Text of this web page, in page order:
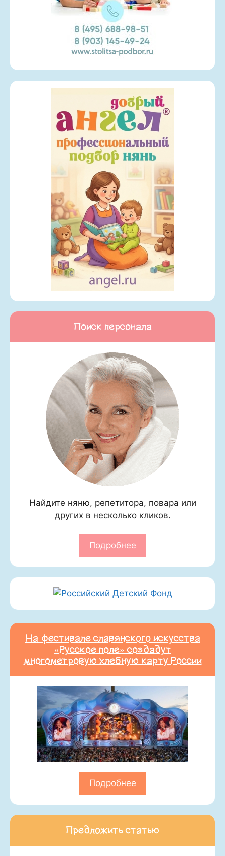
Поиск персонала
Найдите няню, репетитора, повара или
других в несколько кликов.
Подробнее
На фестивале славянского искусства
«Русское поле» создадут
многометровую хлебную карту России
Подробнее
Предложить статью